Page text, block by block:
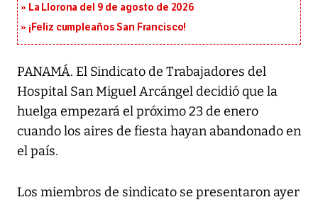
La Llorona del 9 de agosto de 2026
¡Feliz cumpleaños San Francisco!
PANAMÁ. El Sindicato de Trabajadores del
Hospital San Miguel Arcángel decidió que la
huelga empezará el próximo 23 de enero
cuando los aires de fiesta hayan abandonado en
el país.
Los miembros de sindicato se presentaron ayer